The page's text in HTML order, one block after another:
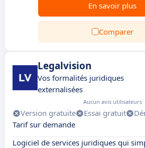
En savoir plus
Comparer
Legalvision
Vos formalités juridiques
externalisées
Aucun avis utilisateurs
Version gratuite Essai gratuit
Tarif sur demande
Logiciel de services juridiques qui